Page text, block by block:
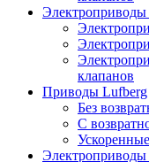
клапанов
Приводы Lufberg
Без
С
Ускоренные
Электроприводы